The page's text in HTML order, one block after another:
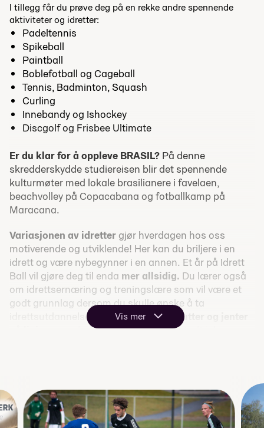
I tillegg får du prøve deg på en rekke andre spennende
aktiviteter og idretter:
Padeltennis
Spikeball
Paintball
Boblefotball og Cageball
Tennis, Badminton,Squash
Curling
Innebandy og Ishockey
Discgolf og Frisbee Ultimate
Er du klar for å oppleve BRASIL? På denne
skredderskydde studiereisen blir det spennende
kulturmøter med lokale brasilianere i favelaen,
beachvolley på Copacabana og fotballkamp på
Maracana.
Variasjonen av idretter gjør hverdagen hos oss
motiverende og utviklende! Her kan du briljere i en
idrett og være nybegynner i en annen. Et år på Idrett
Ball vil gjøre deg til enda mer allsidig. Du lærer også
om idrettsernæring og treningslære som vil være et
godt grunnlag dersom du skulle ønske å ta
idrettsutdannelse senere. Med både gutter og jenter
er samhold og inkludering sentralt i den
gressbane ogskisenterlike ved skolen.
Les mer omIdrett Ballpå vår hjemmeside.Eller sjekk ut
instagram!
Vis mer